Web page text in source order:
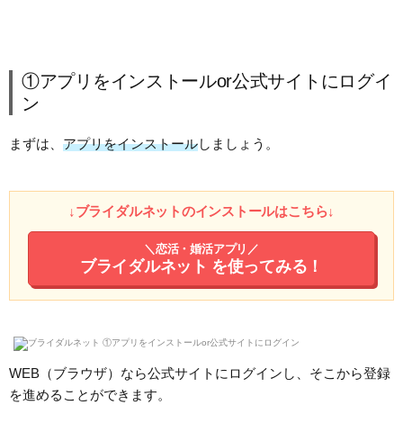
①アプリをインストールor公式サイトにログイ
ン
まずは、 アプリをインストールしましょう。
↓ブライダルネットのインストールはこちら↓
＼恋活・婚活アプリ／
ブライダルネット を使ってみる！
WEB（ブラウザ）なら公式サイトにログインし、そこから登録
を進めることができます。